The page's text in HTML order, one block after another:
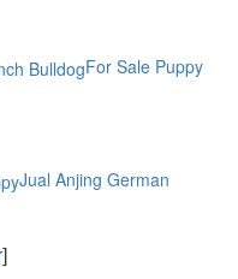
For Sale Puppy
Jual Anjing German
]